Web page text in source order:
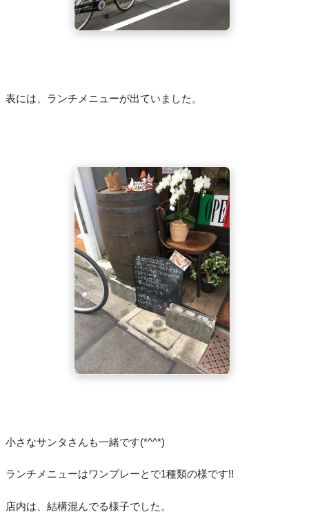
表には、ランチメニューが出ていました。
小さなサンタさんも一緒です(*^^*)
ランチメニューはワンプレーとで1種類の様です!!
店内は、結構混んでる様子でした。